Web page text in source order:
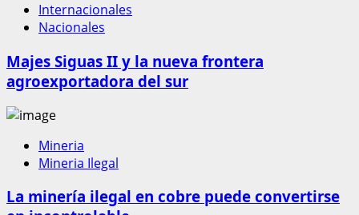
Internacionales
Nacionales
Majes Siguas II y la nueva frontera
agroexportadora del sur
Mineria
Mineria Ilegal
La minería ilegal en cobre puede convertirse